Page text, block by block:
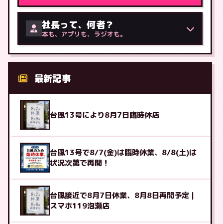
社長って、何者？
本も、アプリも、ラジオも。
最新記事
台風13号により8月7日臨時休店
台風13号で8/7(金)は臨時休業、8/8(土)は
状況次第で再開！
台風接近で8月7日休業、8月8日再開予定｜
スマホ119泡瀬店